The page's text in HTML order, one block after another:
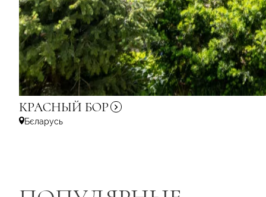
КРАСНЫЙ БОР
Бєларусь